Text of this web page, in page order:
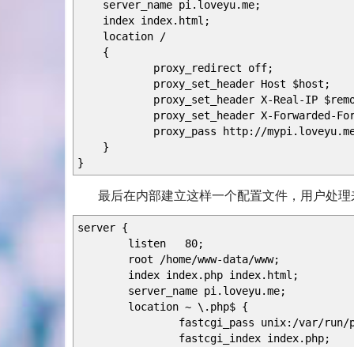
server_name pi.loveyu.me;
index index.html;
location /
{
proxy_redirect off;
proxy_set_header Host $host;
proxy_set_header X-Real-IP
proxy_set_header X-Forwarded-For
proxy_pass http://
}
}
最后在内部建立这样一个配置文件，用户处理
server {
listen 80;
root /home/www-data/www;
index index.php index.html;
server_name pi.loveyu.me;
location ~ \.php$ {
fastcgi_pass unix:/var/run/
fastcgi_index index.php;